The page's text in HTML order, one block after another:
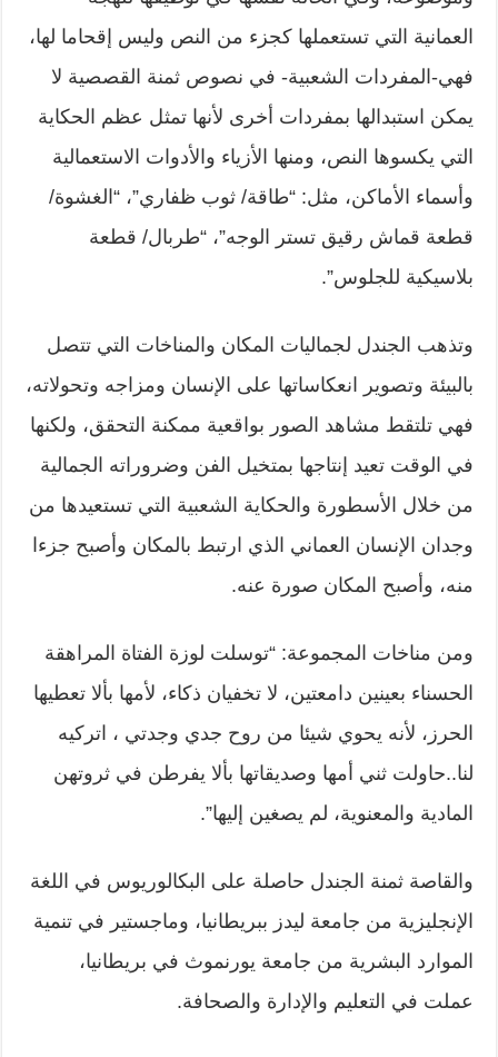
العمانية التي تستعملها كجزء من النص وليس إقحاما لها،
فهي-المفردات الشعبية- في نصوص ثمنة القصصية لا
يمكن استبدالها بمفردات أخرى لأنها تمثل عظم الحكاية
التي يكسوها النص، ومنها الأزياء والأدوات الاستعمالية
وأسماء الأماكن، مثل: “طاقة/ ثوب ظفاري”، “الغشوة/
قطعة قماش رقيق تستر الوجه”، “طربال/ قطعة
بلاسيكية للجلوس”.
وتذهب الجندل لجماليات المكان والمناخات التي تتصل
بالبيئة وتصوير انعكاساتها على الإنسان ومزاجه وتحولاته،
فهي تلتقط مشاهد الصور بواقعية ممكنة التحقق، ولكنها
في الوقت تعيد إنتاجها بمتخيل الفن وضروراته الجمالية
من خلال الأسطورة والحكاية الشعبية التي تستعيدها من
وجدان الإنسان العماني الذي ارتبط بالمكان وأصبح جزءا
منه، وأصبح المكان صورة عنه.
ومن مناخات المجموعة: “توسلت لوزة الفتاة المراهقة
الحسناء بعينين دامعتين، لا تخفيان ذكاء، لأمها بألا تعطيها
الحرز، لأنه يحوي شيئا من روح جدي وجدتي ، اتركيه
لنا..حاولت ثني أمها وصديقاتها بألا يفرطن في ثروتهن
المادية والمعنوية، لم يصغين إليها”.
والقاصة ثمنة الجندل حاصلة على البكالوريوس في اللغة
الإنجليزية من جامعة ليدز ببريطانيا، وماجستير في تنمية
الموارد البشرية من جامعة يورنموث في بريطانيا،
عملت في التعليم والإدارة والصحافة.